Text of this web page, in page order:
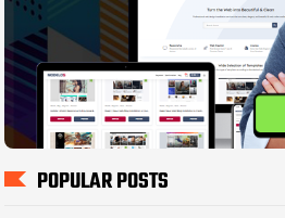
POPULAR POSTS